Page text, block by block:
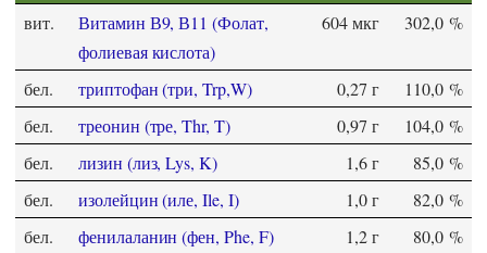
вит.
Витамин В9, В11 (Фолат,
фолиевая кислота)
604 мкг 302,0 %
бел. триптофан (три, Trp,W) 0,27 г
110,0 %
бел.
треонин (тре, Thr, T) 0,97 г
104,0 %
бел.
лизин (лиз, Lys, K) 1,6 г
85,0 %
бел.
изолейцин (иле, Ile, I) 1,0 г
82,0 %
бел.
фенилаланин (фен, Phe, F) 1,2 г
80,0 %